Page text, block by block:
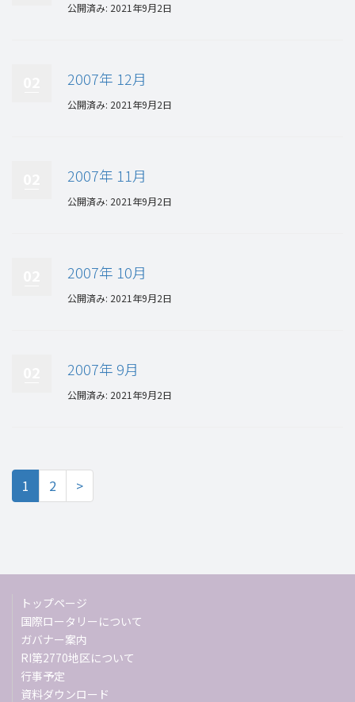
公開済み: 2021年9月2日
2007年 12月
公開済み: 2021年9月2日
2007年 11月
公開済み: 2021年9月2日
2007年 10月
公開済み: 2021年9月2日
2007年 9月
公開済み: 2021年9月2日
1 2 >
トップページ
国際ロータリーについて
ガバナー案内
RI第2770地区について
行事予定
資料ダウンロード